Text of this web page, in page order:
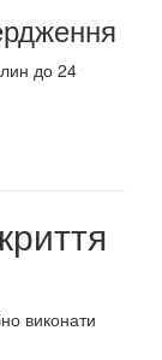
до 24
виконати